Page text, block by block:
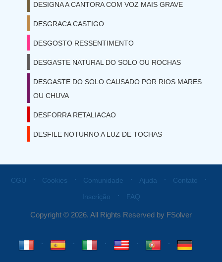
DESIGNA A CANTORA COM VOZ MAIS GRAVE
DESGRACA CASTIGO
DESGOSTO RESSENTIMENTO
DESGASTE NATURAL DO SOLO OU ROCHAS
DESGASTE DO SOLO CAUSADO POR RIOS MARES
OU CHUVA
DESFORRA RETALIACAO
DESFILE NOTURNO A LUZ DE TOCHAS
CGU ⋅ Cookies ⋅ Comunidade ⋅ Ajuda ⋅ Contato ⋅
Inscrição ⋅ FAQ
Copyright © 2026. All Rights Reserved by FSolver
⋅ ⋅ ⋅ ⋅ ⋅